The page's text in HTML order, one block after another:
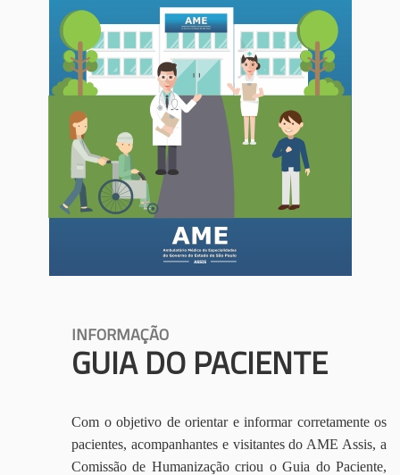
INFORMAÇÃO
GUIA DO PACIENTE
Com o objetivo de orientar e informar corretamente os
pacientes, acompanhantes e visitantes do AME Assis, a
Comissão de Humanização criou o Guia do Paciente,